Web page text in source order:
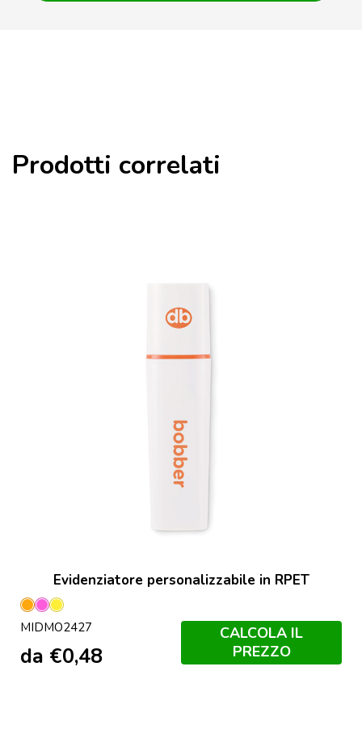
Prodotti correlati
Evidenziatore personalizzabile in RPET
Arancio
Neon
Fucsia
Neon
Giallo
Neon
MIDMO2427
da €0,48
CALCOLA IL
PREZZO